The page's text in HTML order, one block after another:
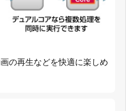
の再生などを快適に楽しめ